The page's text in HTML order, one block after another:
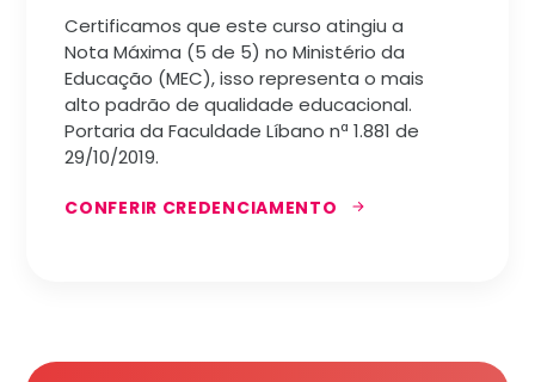
Certificamos que este curso atingiu a
Nota Máxima (5 de 5) no Ministério da
Educação (MEC), isso representa o mais
alto padrão de qualidade educacional.
Portaria da Faculdade Líbano nª 1.881 de
29/10/2019.
CONFERIR CREDENCIAMENTO